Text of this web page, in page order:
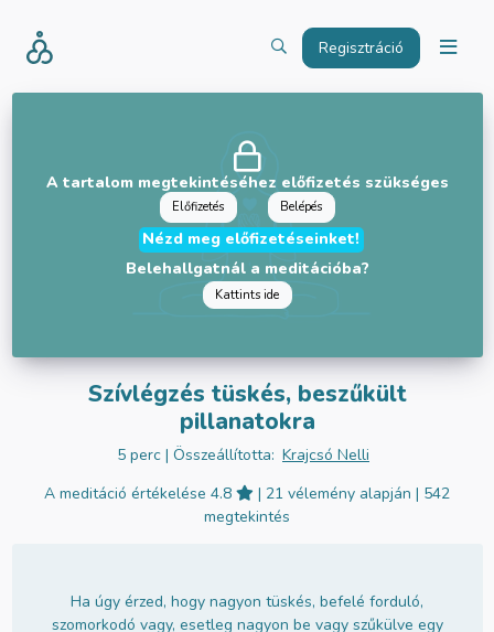
Regisztráció
A tartalom megtekintéséhez előfizetés szükséges
Előfizetés Belépés
Nézd meg előfizetéseinket!
Belehallgatnál a meditációba?
Kattints ide
Szívlégzés tüskés, beszűkült
pillanatokra
5 perc | Összeállította: Krajcsó Nelli
A meditáció értékelése 4.8
| 21 vélemény alapján | 542
megtekintés
Ha úgy érzed, hogy nagyon tüskés, befelé forduló,
szomorkodó vagy, esetleg nagyon be vagy szűkülve egy